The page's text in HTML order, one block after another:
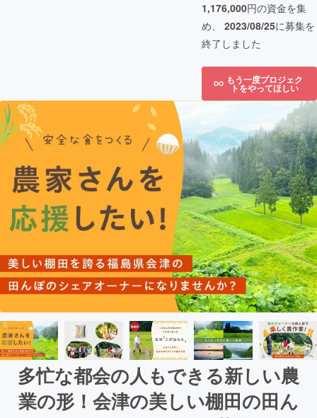
1,176,000円の資金を集
め、 2023/08/25に募集を
終了しました
もう一度プロジェク
トをやってほしい
多忙な都会の人もできる新しい農
業の形！会津の美しい棚田の田ん